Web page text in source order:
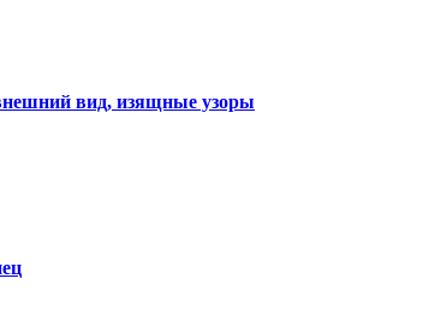
вид, изящные узоры